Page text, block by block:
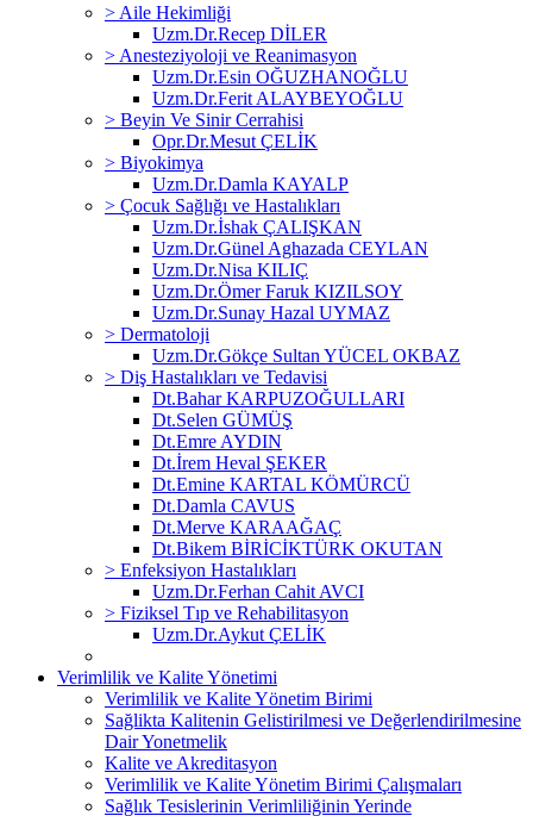
> Aile Hekimliği
Uzm.Dr.Recep DİLER
> Anesteziyoloji ve Reanimasyon
Uzm.Dr.Esin OĞUZHANOĞLU
Uzm.Dr.Ferit ALAYBEYOĞLU
> Beyin Ve Sinir Cerrahisi
Opr.Dr.Mesut ÇELİK
> Biyokimya
Uzm.Dr.Damla KAYALP
> Çocuk Sağlığı ve Hastalıkları
Uzm.Dr.İshak ÇALIŞKAN
Uzm.Dr.Günel Aghazada CEYLAN
Uzm.Dr.Nisa KILIÇ
Uzm.Dr.Ömer Faruk KIZILSOY
Uzm.Dr.Sunay Hazal UYMAZ
> Dermatoloji
Uzm.Dr.Gökçe Sultan YÜCEL OKBAZ
> Diş Hastalıkları ve Tedavisi
Dt.Bahar KARPUZOĞULLARI
Dt.Selen GÜMÜŞ
Dt.Emre AYDIN
Dt.İrem Heval ŞEKER
Dt.Emine KARTAL KÖMÜRCÜ
Dt.Damla CAVUS
Dt.Merve KARAAĞAÇ
Dt.Bikem BİRİCİKTÜRK OKUTAN
> Enfeksiyon Hastalıkları
Uzm.Dr.Ferhan Cahit AVCI
> Fiziksel Tıp ve Rehabilitasyon
Uzm.Dr.Aykut ÇELİK
Verimlilik ve Kalite Yönetimi
Verimlilik ve Kalite Yönetim Birimi
Sağlikta Kalitenin Gelistirilmesi ve Değerlendirilmesine
Dair Yonetmelik
Kalite ve Akreditasyon
Verimlilik ve Kalite Yönetim Birimi Çalışmaları
Sağlık Tesislerinin Verimliliğinin Yerinde